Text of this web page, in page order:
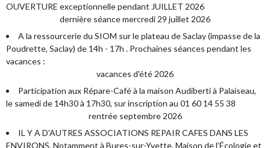
OUVERTURE exceptionnelle pendant JUILLET 2026
dernière séance mercredi 29 juillet 2026
A la ressourcerie du SIOM sur le plateau de Saclay (impasse de la
Poudrette, Saclay) de 14h - 17h . Prochaines séances pendant les
vacances :
vacances d'été 2026
Participation aux Répare-Café à la maison Audiberti à Palaiseau,
le samedi de 14h30 à 17h30, sur inscription au 01 60 14 55 38
rentrée septembre 2026
IL Y A D'AUTRES ASSOCIATIONS REPAIR CAFES DANS LES
ENVIRONS. Notamment à Bures-sur-Yvette, Maison de l’Écologie et